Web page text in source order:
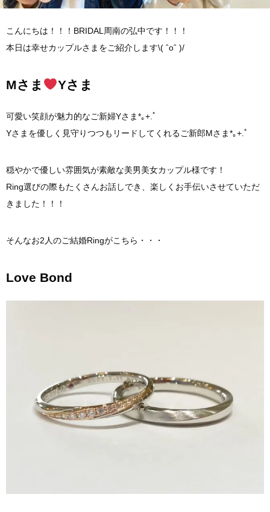
こんにちは！！！BRIDAL周南の弘中です！！！
本日は幸せカップルさまをご紹介します\( ˆoˆ )/
Mさま Yさま
可愛い笑顔が魅力的なご新婦Yさま*｡+.ﾟ
Yさまを優しく見守りつつもリードしてくれるご新郎Mさま*｡+.ﾟ
穏やかで優しい雰囲気が素敵な美男美女カップル様です！
Ring選びの際もたくさんお話しでき、楽しくお手伝いさせていただ
きました！！！
そんなお2人のご結婚Ringがこちら・・・
Love Bond